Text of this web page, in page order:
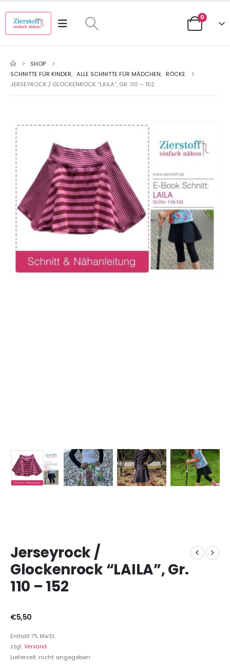
0
SHOP
SCHNITTE FÜR KINDER, ALLE SCHNITTE FÜR MÄDCHEN, RÖCKE
JERSEYROCK / GLOCKENROCK “LAILA”, GR. 110 – 152
Jerseyrock /
Glockenrock “LAILA”, Gr.
110 – 152
€5,50
Enthält 7% MwSt.
zzgl. Versand
Lieferzeit: nicht angegeben